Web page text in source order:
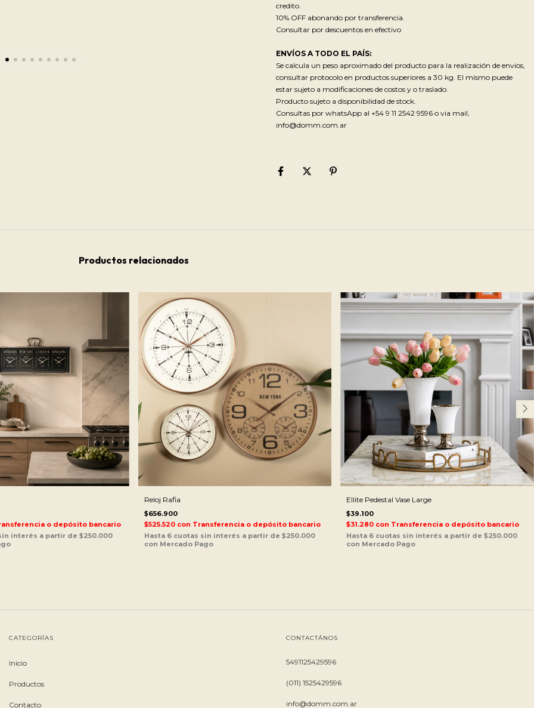
credito.
10% OFF abonando por transferencia.
Consultar por descuentos en efectivo
ENVÍOS A TODO EL PAÍS:
Se calcula un peso aproximado del producto para la realización de envios,
consultar protocolo en productos superiores a 30 kg. El mismo puede
estar sujeto a modificaciones de costos y o traslado.
Producto sujeto a disponibilidad de stock.
Consultas por whatsApp al +54 9 11 2542 9596 o via mail,
info@domm.com.ar
Productos relacionados
o depósito bancario
Reloj Rafia
$656.900
$525.520 con Transferencia o depósito bancario
Ellite Pedestal Vase Large
$39.100
$31.280 con Transferencia o depósito bancario
CATEGORÍAS
Inicio
Productos
Contacto
CONTACTÁNOS
5491125429596
(011) 1525429596
info@domm.com.ar